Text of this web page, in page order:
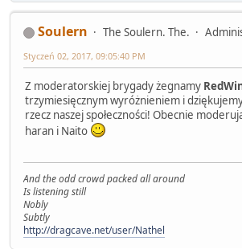
Soulern The Soulern. The.
Styczeń 02, 2017, 09:05:40 PM
Z moderatorskiej brygady żegnamy
trzymiesięcznym wyróżnieniem i
rzecz naszej społeczności! Obecnie
haran i Naito
And the odd crowd packed all around
Is listening still
Nobly
Subtly
http://dragcave.net/user/Nathel